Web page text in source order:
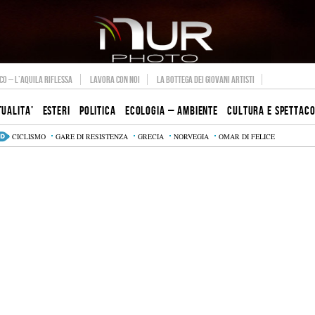
– L’AQUILA RIFLESSA LAVORA CON NOI LA BOTTEGA DEI GIOVANI ARTISTI
ESTERI POLITICA ECOLOGIA – AMBIENTE CULTURA E
CICLISMO GARE DI RESISTENZA GRECIA NORVEGIA OMAR DI FELICE